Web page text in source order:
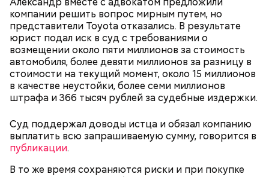
компании решить вопрос мирным путем, но
представители Toyota отказались. В результате
юрист подал иск в суд с требованиями о
возмещении около пяти миллионов за стоимость
автомобиля, более девяти миллионов за разницу в
стоимости на текущий момент, около 15 миллионов
в качестве неустойки, более семи миллионов
штрафа и 366 тысяч рублей за судебные издержки.
Суд поддержал доводы истца и обязал компанию
выплатить всю запрашиваемую сумму, говорится в
публикации.
В то же время сохраняются риски и при покупке
беременным, кормящим женщинам;
людям с ослабленной иммунной системой;
пожилым;
детям.